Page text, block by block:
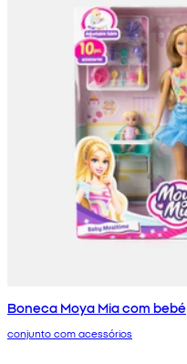
Boneca Moya Mia com bebé
conjunto com acessórios